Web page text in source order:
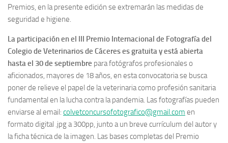
Premios, en la presente edición se extremarán las medidas de
seguridad e higiene.
La participación en el III Premio Internacional de Fotografía del
Colegio de Veterinarios de Cáceres es gratuita y está abierta
hasta el 30 de septiembre para fotógrafos profesionales o
aficionados, mayores de 18 años, en esta convocatoria se busca
poner de relieve el papel de la veterinaria como profesión sanitaria
fundamental en la lucha contra la pandemia. Las fotografías pueden
enviarse al email: colvetconcursofotografico@gmail.com en
formato digital .jpg a 300pp, junto a un breve currículum del autor y
la ficha técnica de la imagen. Las bases completas del Premio